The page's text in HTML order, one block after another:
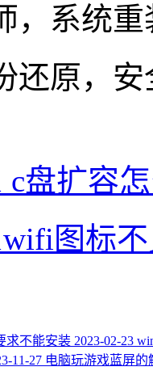
，系统
还原，
c盘扩容
图标
求不能安装 2023-02-23
11-27 电脑玩游戏蓝屏的